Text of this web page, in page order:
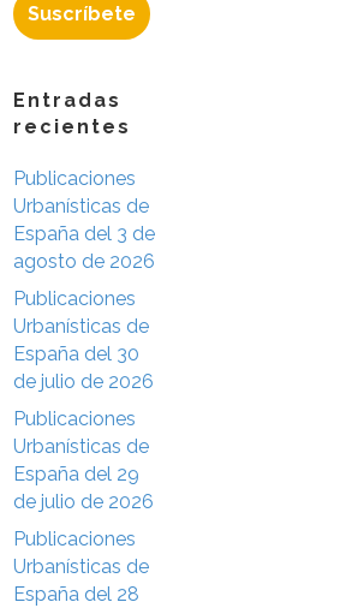
Suscríbete
Entradas
recientes
Publicaciones
Urbanísticas de
España del 3 de
agosto de 2026
Publicaciones
Urbanísticas de
España del 30
de julio de 2026
Publicaciones
Urbanísticas de
España del 29
de julio de 2026
Publicaciones
Urbanísticas de
España del 28